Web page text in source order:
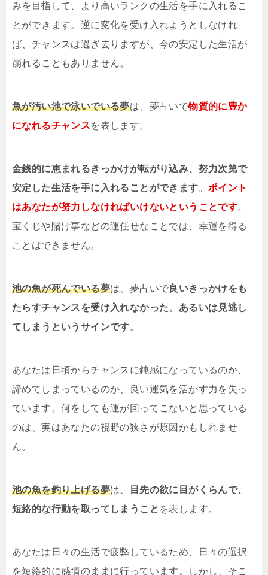
みを目指して、より高いランクの生活を手に入れるこ
とができます。逆に変化を受け入れようとしなけれ
ば、チャンスは過ぎ去りますが、今の安定した生活が
崩れることもありません。
魚が汚い池で泳いでいる夢は、夢占いで物質的に豊か
になれるチャンスを表します。
金銭的に恵まれるきっかけが転がり込み、努力次第で
安定した生活を手に入れることができます。ポイント
はあなたが努力しなければいけないということです。
宝くじや賭け事などの運任せなことでは、幸運を得る
ことはできません。
池の魚が死んでいる夢は、夢占いで 良いきっかけをも
たらすチャンスを受け入れなかった。あるいは見逃し
てしまうというサインです。
あなたは日頃からチャンスに鈍感になっているのか、
諦めてしまっているのか、良い運気を活かす力を失っ
ています。何をしても運が回ってこないと思っている
のは、実はあなたの視野の狭さが原因かもしれませ
ん。
池の魚を釣り上げる夢は、
目先の欲に目がくらんで、
短絡的な行動を取ってしまうこと を表します。
あなたは日々の生活で疲弊しているため、日々の選択
を短絡的に感情のままに行っています。しかし、そこ